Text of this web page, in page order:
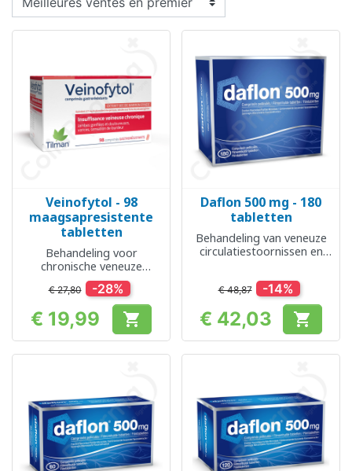
Veinofytol - 98
maagsapresistente
tabletten
Behandeling voor
chronische veneuze
insufficiëntie
€ 27,80 -28%
Prijs
€ 19,99 
Daflon 500 mg - 180
tabletten
Behandeling van veneuze
circulatiestoornissen en
€ 48,87 -14%
Prijs
€ 42,03 